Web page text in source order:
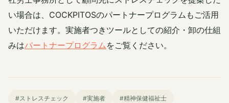
い場合は、COCKPITOSのパートナープログラムもご活用
いただけます。実施者つきツールとしての紹介・卸の仕組
みはパートナープログラムをご覧ください。
#ストレスチェック #実施者 #精神保健福祉士